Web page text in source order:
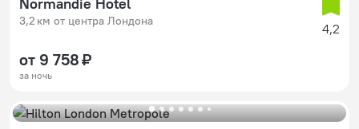
Normandie Hotel
3,2 км от центра Лондона 4,2
от 9 758 ₽
за ночь